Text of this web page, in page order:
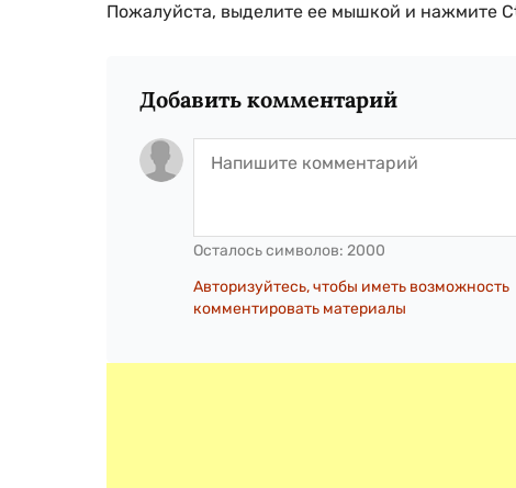
Пожалуйста, выделите ее мышкой и нажмите
Добавить комментарий
Осталось символов: 2000
Авторизуйтесь, чтобы иметь возможность
комментировать материалы